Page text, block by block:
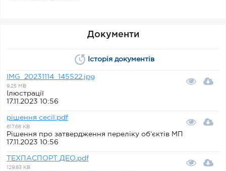
Документи
Історія документів
IMG_20231114_145522.jpg
9.25 MB
Ілюстрації
17.11.2023 10:56
рішення сесії.pdf
617.66 KB
Рішення про затвердження переліку об’єктів МП
17.11.2023 10:56
ТЕХПАСПОРТ ДЕО.pdf
129.83 KB